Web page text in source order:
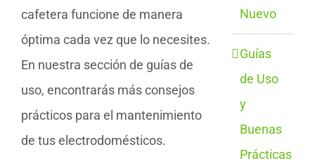
cafetera funcione de manera
óptima cada vez que lo necesites.
En nuestra sección de guías de
uso, encontrarás más consejos
prácticos para el mantenimiento
de tus electrodomésticos.
Nuevo
Guías
de Uso
y
Buenas
Prácticas